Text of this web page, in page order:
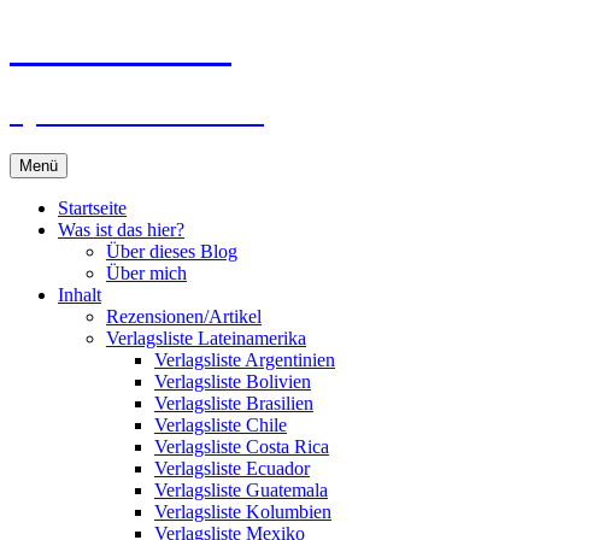
Menü
Startseite
Was ist das hier?
Über dieses Blog
Über mich
Inhalt
Rezensionen/Artikel
Verlagsliste Lateinamerika
Verlagsliste Argentinien
Verlagsliste Bolivien
Verlagsliste Brasilien
Verlagsliste Chile
Verlagsliste Costa Rica
Verlagsliste Ecuador
Verlagsliste Guatemala
Verlagsliste Kolumbien
Verlagsliste Mexiko